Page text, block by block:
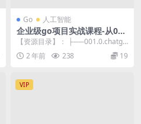
Go 人工智能
企业级go项目实战课程-从0带
你实现ChatGPT项目
【资源目录】： ├──001.0.chatgp
t项目实战课程介绍 .mp4 10...
2 年前 238 19
VIP